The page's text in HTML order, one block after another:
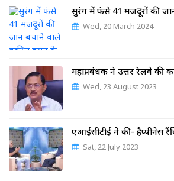
सुरंग में फंसे 41 मजदूरों की
Wed, 20 March 2024
महाप्रबंधक ने उत्तर रेलवे की
Wed, 23 August 2023
एआईसीटीई ने की- हैप्पीनेस
Sat, 22 July 2023